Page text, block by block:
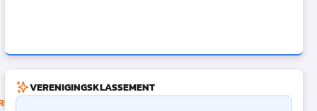
VERENIGINGSKLASSEMENT